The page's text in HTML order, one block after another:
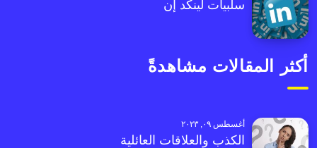
سلبيات لينكد إن
أكثر المقالات مشاهدةً
أغسطس ٠٩, ٢٠٢٣
الكذب والعلاقات العائلية